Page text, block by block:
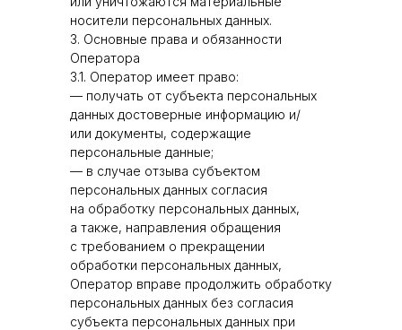
носители персональных данных.
3. Основные права и обязанности
Оператора
3.1. Оператор имеет право:
— получать от субъекта персональных
данных достоверные информацию и/
или документы, содержащие
персональные данные;
— в случае отзыва субъектом
персональных данных согласия
на обработку персональных данных,
а также, направления обращения
с требованием о прекращении
обработки персональных данных,
Оператор вправе продолжить обработку
персональных данных без согласия
субъекта персональных данных при